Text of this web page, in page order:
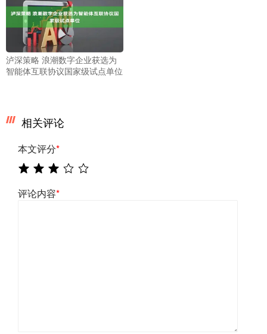
泸深策略 浪潮数字企业获选为
智能体互联协议国家级试点单位
相关评论
本文评分*
评论内容*